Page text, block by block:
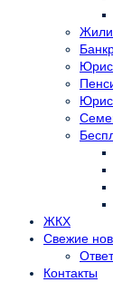
ЖКХ
Свежие
Контакты